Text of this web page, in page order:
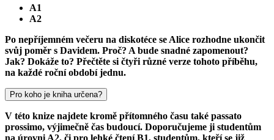
A1
A2
Po nepříjemném večeru na diskotéce se Alice rozhodne ukončit
svůj poměr s Davidem. Proč? A bude snadné zapomenout?
Jak? Dokáže to? Přečtěte si čtyři různé verze tohoto příběhu,
na každé roční období jednu.
Pro koho je kniha určena?
V této knize najdete kromě přítomného času také passato
prossimo, výjimečně čas budoucí. Doporučujeme ji studentům
na úrovni A2, či pro lehké čtení B1, studentům, kteří se již